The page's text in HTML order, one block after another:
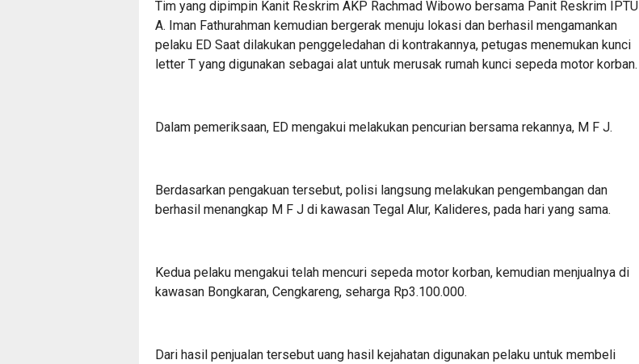
Tim yang dipimpin Kanit Reskrim AKP Rachmad Wibowo bersama Panit Reskrim IPTU
A. Iman Fathurahman kemudian bergerak menuju lokasi dan berhasil mengamankan
pelaku ED Saat dilakukan penggeledahan di kontrakannya, petugas menemukan kunci
letter T yang digunakan sebagai alat untuk merusak rumah kunci sepeda motor korban.
Dalam pemeriksaan, ED mengakui melakukan pencurian bersama rekannya, M F J.
Berdasarkan pengakuan tersebut, polisi langsung melakukan pengembangan dan
berhasil menangkap M F J di kawasan Tegal Alur, Kalideres, pada hari yang sama.
Kedua pelaku mengakui telah mencuri sepeda motor korban, kemudian menjualnya di
kawasan Bongkaran, Cengkareng, seharga Rp3.100.000.
Dari hasil penjualan tersebut uang hasil kejahatan digunakan pelaku untuk membeli